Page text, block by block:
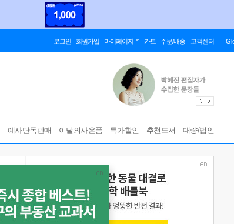
로그인 회원가입 마이페이지 카트 주문/배송 고객센터
예사단독판매 이달의사은품 특가할인 추천도서 대량/법인